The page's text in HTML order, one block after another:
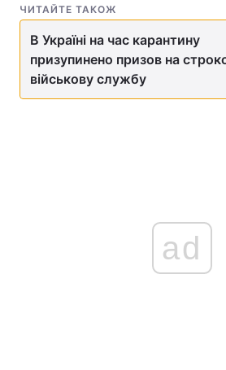
ЧИТАЙТЕ ТАКОЖ
В Україні на час карантину
призупинено призов на
військову службу
ad